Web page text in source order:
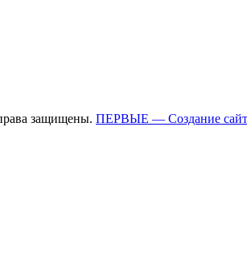
защищены. ПЕРВЫЕ — Создание